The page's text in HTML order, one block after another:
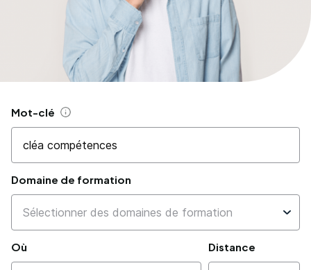
Mot-clé Aide
Domaine de formation
Où Distance